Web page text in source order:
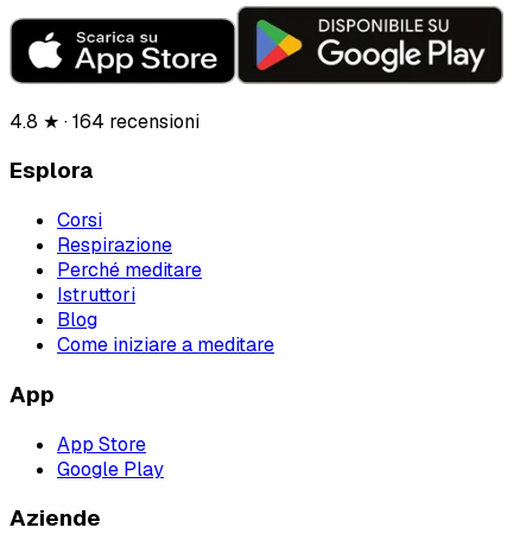
4.8 ★ · 164 recensioni
Esplora
Corsi
Respirazione
Perché meditare
Istruttori
Blog
Come iniziare a meditare
App
App Store
Google Play
Aziende